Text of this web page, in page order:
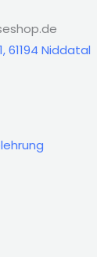
61194 Niddatal